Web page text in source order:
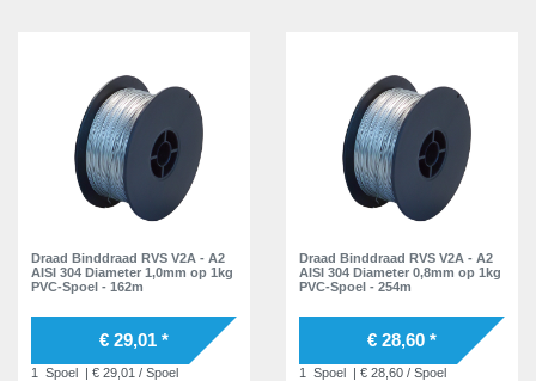
Draad Binddraad RVS V2A - A2
AISI 304 Diameter 1,0mm op 1kg
PVC-Spoel - 162m
€ 29,01 *
1 Spoel | € 29,01 / Spoel
Draad Binddraad RVS V2A - A2
AISI 304 Diameter 0,8mm op 1kg
PVC-Spoel - 254m
€ 28,60 *
1 Spoel | € 28,60 / Spoel